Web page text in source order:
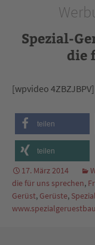
Spezial-
die
[wpvideo 4ZBZJBPV]
teilen
teilen
17. März 2014
die für uns sprechen,
Gerüst, Gerüste,